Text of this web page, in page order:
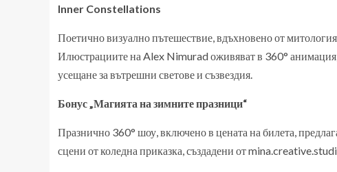
Inner Constellations
Поетично визуално пътешествие, вдъхновено от
Илюстрациите на Alex Nimurad оживяват в 360°
усещане за вътрешни светове и съзвездия.
Бонус „Магията на зимните празници“
Празнично 360° шоу, включено в цената на билета,
сцени от коледна приказка, създадени от